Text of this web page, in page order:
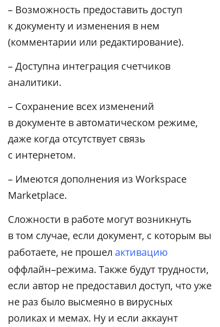
– Возможность предоставить доступ
к документу и изменения в нем
(комментарии или редактирование).
– Доступна интеграция счетчиков
аналитики.
– Сохранение всех изменений
в документе в автоматическом режиме,
даже когда отсутствует связь
с интернетом.
– Имеются дополнения из Workspace
Marketplace.
Сложности в работе могут возникнуть
в том случае, если документ, с которым вы
работаете, не прошел активацию
оффлайн–режима. Также будут трудности,
если автор не предоставил доступ, что уже
не раз было высмеяно в вирусных
роликах и мемах. Ну и если аккаунт